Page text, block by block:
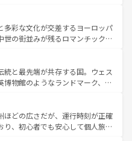
気候が異なるスペインはその個
性で訪れる人を魅了する。 なお、新着のスペイン情報は コ
ほしい。
いる。華麗な宮殿、歴史的な大
して豊かな自然が、訪れる者を心
ランスは美食の国としても知ら
であるランス、プロヴァンスの
ど、多彩な楽しみ方が可能だ。さ
も魅力が溢れており、どの街角に
ぞれで全く異なる文化を体験で
お、新着のフランス情報はコンテンツ一覧
多彩な文化が交差するヨーロッパ
世の街並みが残るロマンチック街
歩いても飽きることがない。ベ
イエルン州のアルプスの絶景、そ
ン畑といった風景は必見。ビール
てほしい。 なお、新着の
一覧を参照してほしい。
統と最先端が共存する国。ウェス
博物館のようなランドマーク、歴
る。また、優雅なアフタヌーン
たまらない英国パブ、サッカー観
できる体験も豊富。イギリスを旅
ほどの広さだが、運行時刻が正確
り、初心者でも安心して個人旅行